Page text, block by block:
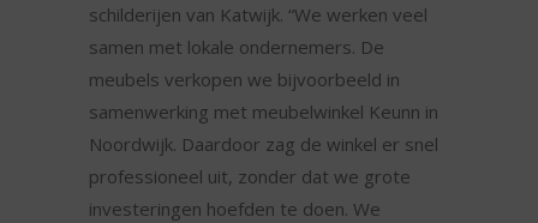
schilderijen van Katwijk. “We werken veel
samen met lokale ondernemers. De
meubels verkopen we bijvoorbeeld in
samenwerking met meubelwinkel Keunn in
Noordwijk. Daardoor zag de winkel er snel
professioneel uit, zonder dat we grote
investeringen hoefden te doen. We